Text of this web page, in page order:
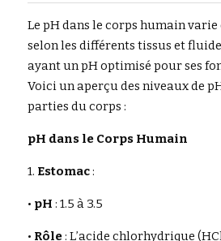
Me contacter
Rechercher
Le pH dans le corps humain
selon les différents tissus et
ayant un pH optimisé pour ses
Voici un aperçu des niveaux de
parties du corps :
pH dans le Corps Humain
1. Estomac :
• pH : 1.5 à 3.5
• Rôle : L’acide chlorhydrique